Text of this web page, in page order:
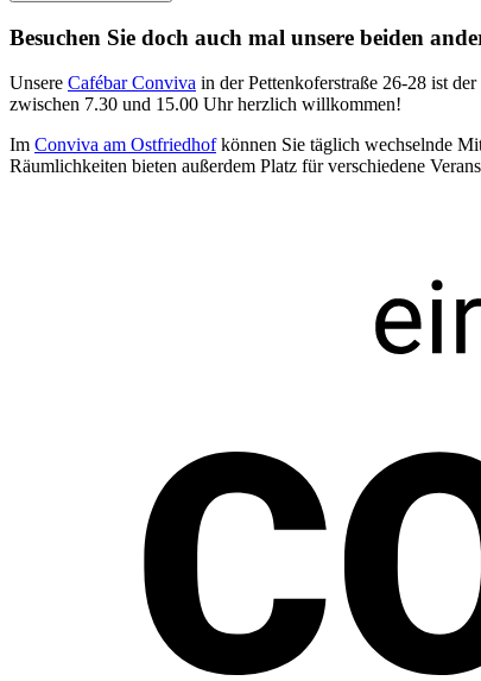
Besuchen Sie doch auch mal unsere beiden
Unsere Cafébar Conviva in der Pettenkoferstraße 26-28 ist
zwischen 7.30 und 15.00 Uhr herzlich willkommen!
Im Conviva am Ostfriedhofkönnen Sie täglich wechselnde
Räumlichkeiten bieten außerdem Platz für verschiedene